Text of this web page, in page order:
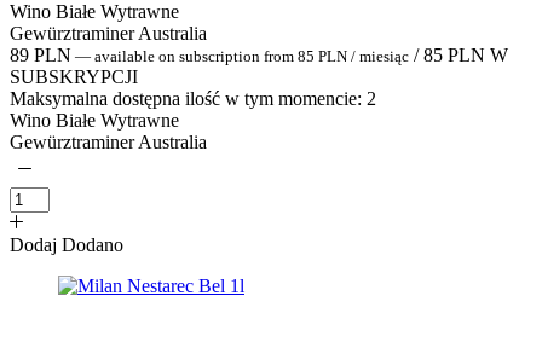
Wino Białe Wytrawne
Gewürztraminer Australia
89 PLN — available on subscription from 85 PLN / miesiąc / 85 PLN W
SUBSKRYPCJI
Maksymalna dostępna ilość w tym momencie: 2
Wino Białe Wytrawne
Gewürztraminer Australia
Dodaj Dodano